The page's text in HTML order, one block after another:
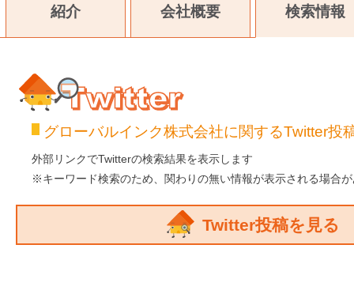
紹介 会社概要 検索情報
Twitter
グローバルインク株式会社に関するTwitter投
外部リンクでTwitterの検索結果を表示します
※キーワード検索のため、関わりの無い情報が表示される場合
Twitter投稿を見る